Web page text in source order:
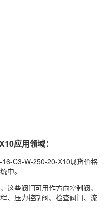
应用领域：
16-C3-W-250-20-X10现货价格
中。
这些阀门可用作方向控制阀，
、压力控制阀、检查阀门、流